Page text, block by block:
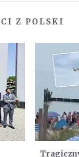
Z POLSKI